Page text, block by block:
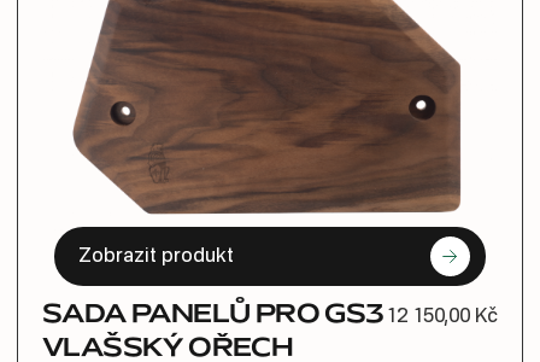
Zobrazit produkt
SADA PANELŮ PRO GS3
VLAŠSKÝ OŘECH
12 150,00 Kč